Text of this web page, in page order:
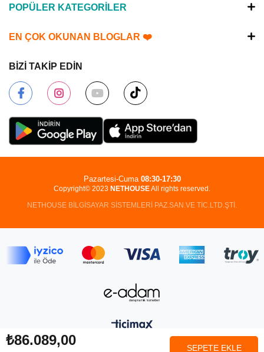
₺86.089,00
POPÜLER KATEGORİLER
EN ÇOK OKUNAN BLOGLAR ❤️
BİZİ TAKİP EDİN
Copyright© 2023 NETHOUSEAll rights reserved.
NETHOUSE BİLGİSAYAR SİSTEMLERİ PAZ.SAN.VE TİC.LTD.ŞTİ.
Pazartesi-Cuma 08:30-17:30